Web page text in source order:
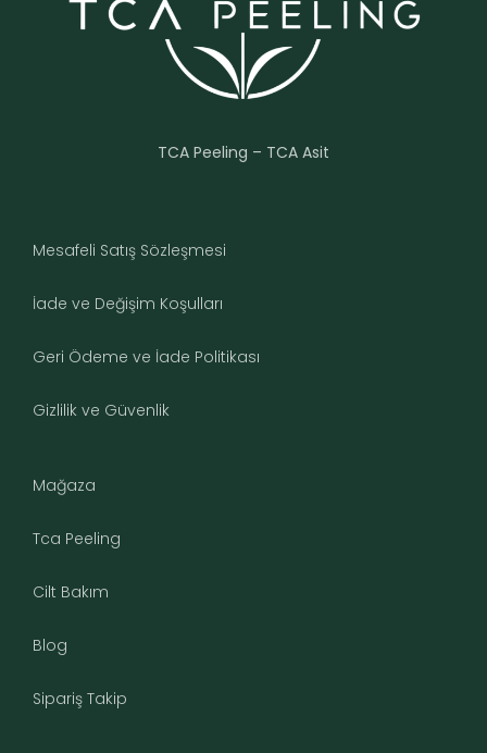
TCA Peeling – TCA Asit
Mesafeli Satış Sözleşmesi
İade ve Değişim Koşulları
Geri Ödeme ve İade Politikası
Gizlilik ve Güvenlik
Mağaza
Tca Peeling
Cilt Bakım
Blog
Sipariş Takip